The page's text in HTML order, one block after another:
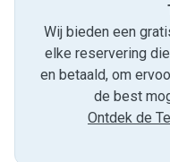
Wij bieden een
elke reservering
en betaald, om
de best
Ontdek de